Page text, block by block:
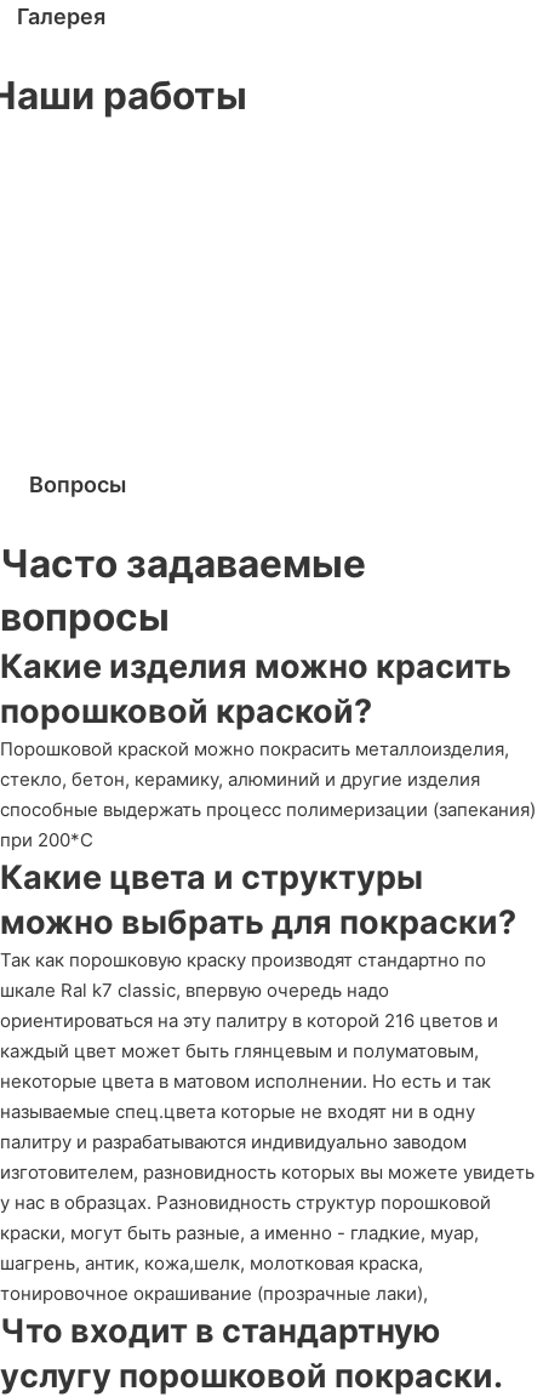
Галерея
работы
Вопросы
Часто задаваемые
вопросы
Какие изделия можно красить
порошковой краской?
Порошковой краской можно покрасить металлоизделия,
стекло, бетон, керамику, алюминий и другие изделия
способные выдержать процесс полимеризации (запекания)
при 200*С
Какие цвета и структуры
можно выбрать для покраски?
Так как порошковую краску производят стандартно по
шкале Ral k7 classic, впервую очередь надо
ориентироваться на эту палитру в которой 216 цветов и
каждый цвет может быть глянцевым и полуматовым,
некоторые цвета в матовом исполнении. Но есть и так
называемые спец.цвета которые не входят ни в одну
палитру и разрабатываются индивидуально заводом
изготовителем, разновидность которых вы можете увидеть
у нас в образцах. Разновидность структур порошковой
краски, могут быть разные, а именно - гладкие, муар,
шагрень, антик, кожа,шелк, молотковая краска,
тонировочное окрашивание (прозрачные лаки),
Что входит в стандартную
услугу порошковой покраски.